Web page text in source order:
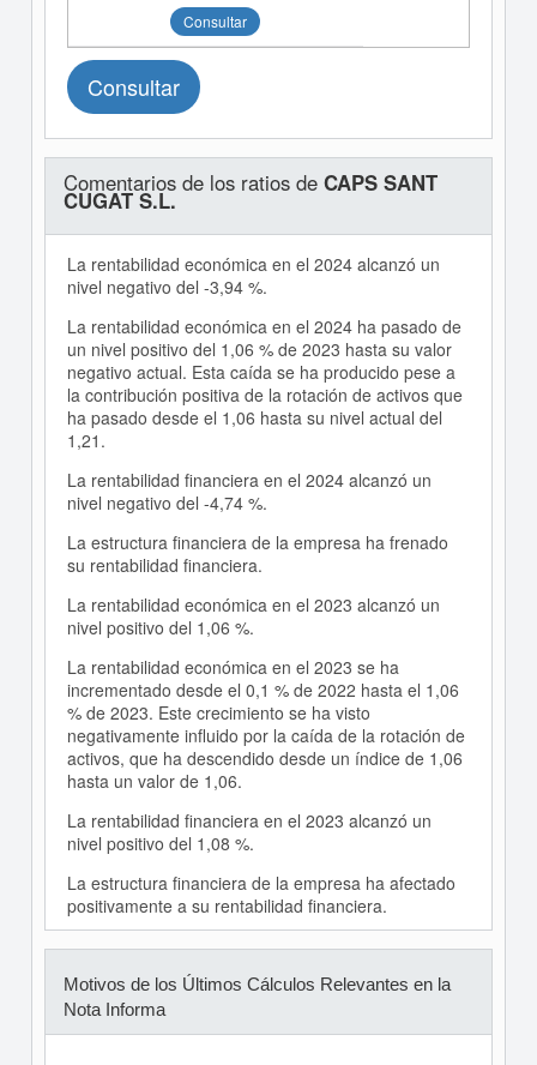
Consultar
Consultar
Comentarios de los ratios de CAPS SANT
CUGAT S.L.
La rentabilidad económica en el 2024 alcanzó un
nivel negativo del -3,94 %.
La rentabilidad económica en el 2024 ha pasado de
un nivel positivo del 1,06 % de 2023 hasta su valor
negativo actual. Esta caída se ha producido pese a
la contribución positiva de la rotación de activos que
ha pasado desde el 1,06 hasta su nivel actual del
1,21.
La rentabilidad financiera en el 2024 alcanzó un
nivel negativo del -4,74 %.
La estructura financiera de la empresa ha frenado
su rentabilidad financiera.
La rentabilidad económica en el 2023 alcanzó un
nivel positivo del 1,06 %.
La rentabilidad económica en el 2023 se ha
incrementado desde el 0,1 % de 2022 hasta el 1,06
% de 2023. Este crecimiento se ha visto
negativamente influido por la caída de la rotación de
activos, que ha descendido desde un índice de 1,06
hasta un valor de 1,06.
La rentabilidad financiera en el 2023 alcanzó un
nivel positivo del 1,08 %.
La estructura financiera de la empresa ha afectado
positivamente a su rentabilidad financiera.
Motivos de los Últimos Cálculos Relevantes en la
Nota Informa